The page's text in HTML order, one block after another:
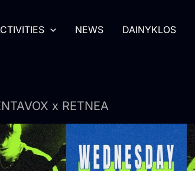
NEWS DAINYKLOS
x RETNEA